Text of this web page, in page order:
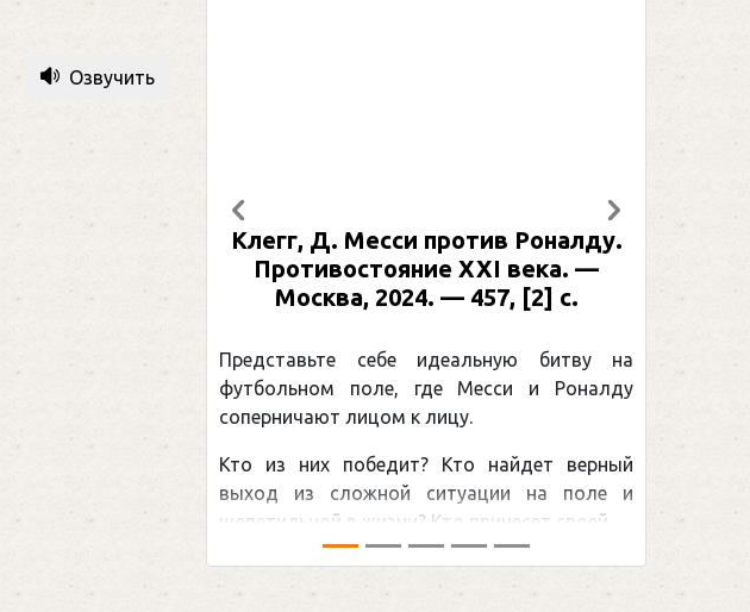
Озвучить
Клегг, Д. Месси против Роналду.
Противостояние XXI века. —
Москва, 2024. — 457, [2] с.
Представьте себе идеальную битву на
футбольном поле, где Месси и Роналду
соперничают лицом к лицу.
Кто из них победит? Кто найдет верный
выход из сложной ситуации на поле и
щепетильной в жизни? Кто принесет своей ...
Предыдущий Следующий